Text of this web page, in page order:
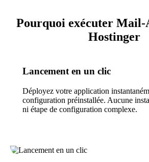
Pourquoi exécuter
Hostinger
Lancement en un clic
Déployez votre application
configuration préinstallée. Aucune
ni étape de configuration complexe.